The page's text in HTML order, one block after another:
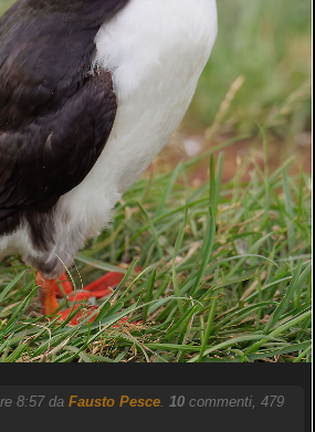
8:57 da Fausto Pesce. 10commenti, 479